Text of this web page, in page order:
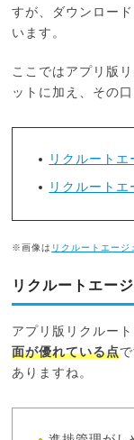
すが、ダウンロー
います。
ここではアプリ版
ットに加え、その
リクルートエ
リクルートエ
※画像は リクルートエージ
リクルートエー
アプリ版リクルー
面が優れている点
ありますね。